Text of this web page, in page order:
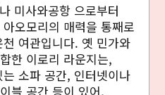
미사와공항 으로부터
오모리의 매력을 통째로
여관입니다. 옛 민가와
한 이로리 라운지는,
소파 공간, 인터넷이나
블 공간 등이 있어,